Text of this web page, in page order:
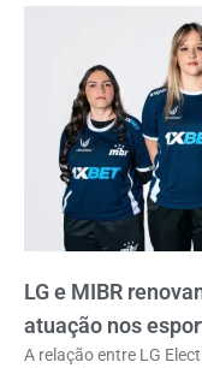
LG e MIBR
atuação nos
A relação entre LG